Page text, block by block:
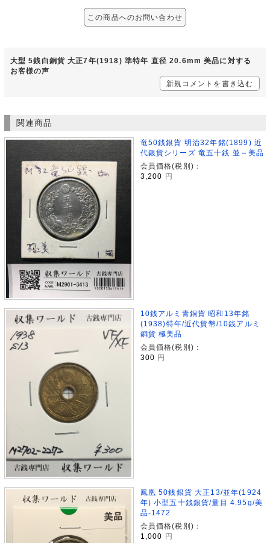
この商品へのお問い合わせ
大型 5銭白銅貨 大正7年(1918) 準特年 直径 20.6mm 美品に対する
お客様の声
新規コメントを書き込む
関連商品
竜50銭銀貨 明治32年銘(1899) 近
代銀貨シリーズ 竜五十銭 並～美品
会員価格(税別)：
3,200
円
10銭アルミ青銅貨 昭和13年銘
(1938)特年/近代貨幣/10銭アルミ
銅貨 極美品
会員価格(税別)：
300 円
鳳凰 50銭銀貨 大正13/並年(1924
年) 小型五十銭銀貨/量目 4.95g/美
品-1472
会員価格(税別)：
1,000 円